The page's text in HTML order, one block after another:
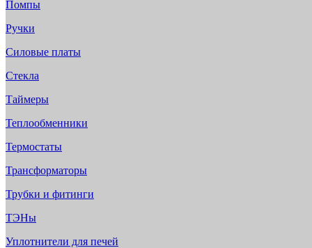
Помпы
Ручки
Силовые платы
Стекла
Таймеры
Теплообменники
Термостаты
Трансформаторы
Трубки и фитинги
ТЭНы
Уплотнители для печей